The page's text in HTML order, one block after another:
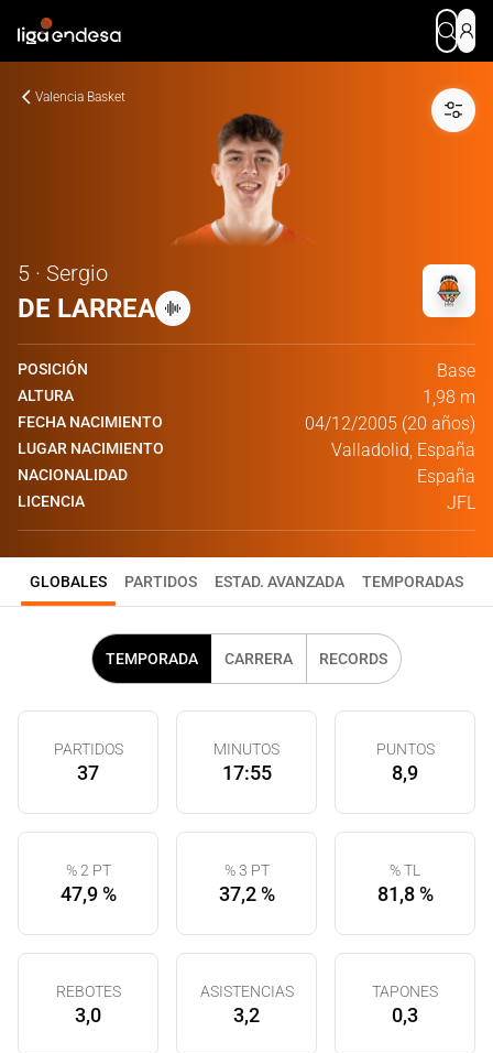
Valencia Basket
5 · Sergio
DE LARREA
POSICIÓN Base
ALTURA 1,98 m
FECHA NACIMIENTO 04/12/2005 (20 años)
LUGAR NACIMIENTO Valladolid, España
NACIONALIDAD España
LICENCIA JFL
GLOBALES PARTIDOS ESTAD. AVANZADA TEMPORADAS
TEMPORADA CARRERA RECORDS
PARTIDOS
37
MINUTOS
17:55
PUNTOS
8,9
% 2 PT
47,9 %
% 3 PT
37,2 %
% TL
81,8 %
REBOTES
3,0
ASISTENCIAS
3,2
TAPONES
0,3